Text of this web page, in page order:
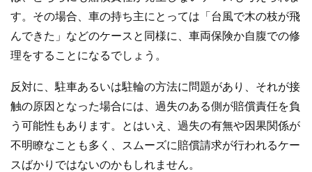
す。その場合、車の持ち主にとっては「台風で木の枝が飛
んできた」などのケースと同様に、車両保険か自腹での修
理をすることになるでしょう。
反対に、駐車あるいは駐輪の方法に問題があり、それが接
触の原因となった場合には、過失のある側が賠償責任を負
う可能性もあります。とはいえ、過失の有無や因果関係が
不明瞭なことも多く、スムーズに賠償請求が行われるケー
スばかりではないのかもしれません。